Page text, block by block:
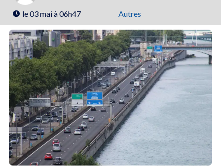
le03 mai à 06h47 Autres